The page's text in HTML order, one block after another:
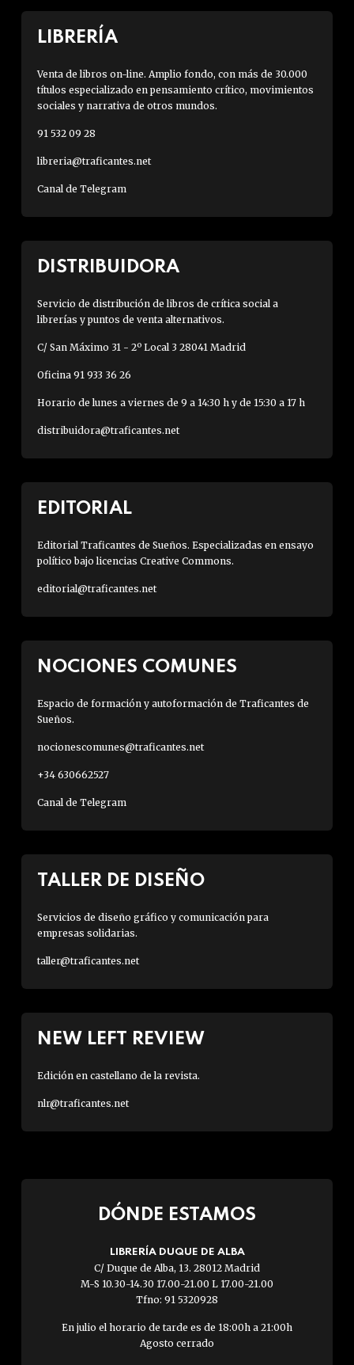
LIBRERÍA
Venta de libros on-line. Amplio fondo, con más de 30.000
títulos especializado en pensamiento crítico, movimientos
sociales y narrativa de otros mundos.
91 532 09 28
libreria@traficantes.net
Canal de Telegram
DISTRIBUIDORA
Servicio de distribución de libros de crítica social a
librerías y puntos de venta alternativos.
C/ San Máximo 31 - 2º Local 3 28041 Madrid
Oficina 91 933 36 26
Horario de lunes a viernes de 9 a 14:30 h y de 15:30 a 17 h
distribuidora@traficantes.net
EDITORIAL
Editorial Traficantes de Sueños. Especializadas en ensayo
político bajo licencias Creative Commons.
editorial@traficantes.net
NOCIONES COMUNES
Espacio de formación y autoformación de Traficantes de
Sueños.
nocionescomunes@traficantes.net
+34 630662527
Canal de Telegram
TALLER DE DISEÑO
Servicios de diseño gráfico y comunicación para
empresas solidarias.
taller@traficantes.net
NEW LEFT REVIEW
Edición en castellano de la revista.
nlr@traficantes.net
DÓNDE ESTAMOS
LIBRERÍA DUQUE DE ALBA
C/ Duque de Alba, 13. 28012 Madrid
M-S 10.30-14.30 17.00-21.00 L 17.00-21.00
Tfno: 91 5320928
En julio el horario de tarde es de 18:00h a 21:00h
Agosto cerrado